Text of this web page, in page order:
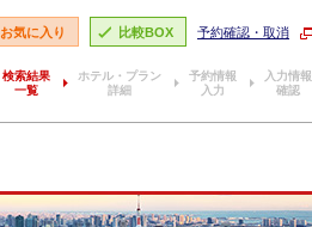
お気に入り 比較BOX 予約確認・取消
検索結果
一覧
ホテル・プラン
詳細
予約情報
入力
入力情報
確認